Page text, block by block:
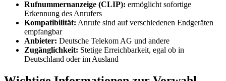
Rufnummernanzeige (CLIP): ermöglicht sofortige
Erkennung des Anrufers
Kompatibilität: Anrufe sind auf verschiedenen Endgeräten
empfangbar
Anbieter: Deutsche Telekom AG und andere
Zugänglichkeit: Stetige Erreichbarkeit, egal ob in
Deutschland oder im Ausland